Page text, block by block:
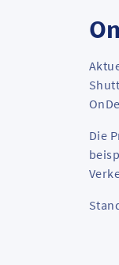
Die